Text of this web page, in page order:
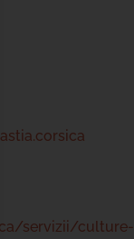
servizii/culture-